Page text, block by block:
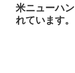
米ニューハ
れています。